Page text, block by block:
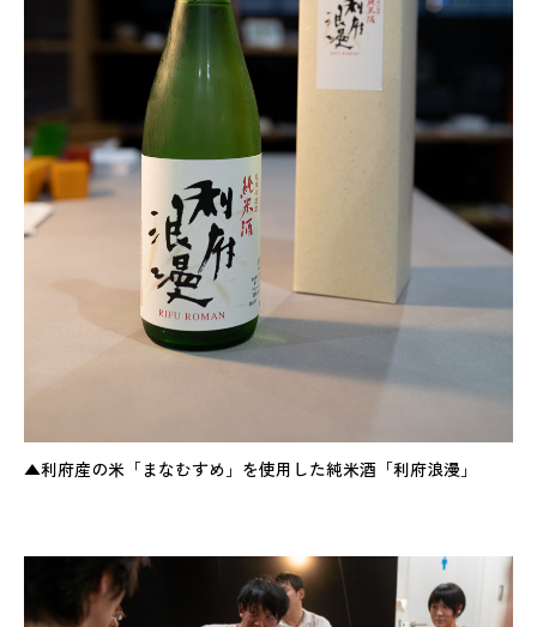
▲利府産の米「まなむすめ」を使用した純米酒「利府浪漫」